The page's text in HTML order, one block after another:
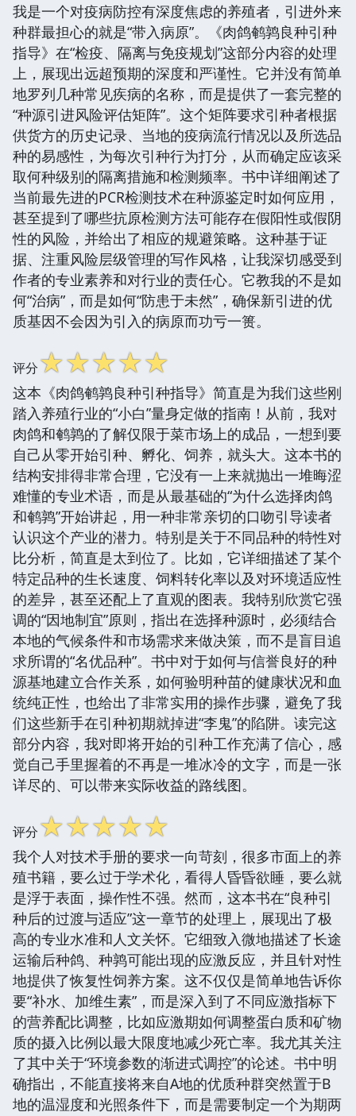
我是一个对疫病防控有深度焦虑的养殖者，引进外来
种群最担心的就是“带入病原”。《肉鸽鹌鹑良种引种
指导》在“检疫、隔离与免疫规划”这部分内容的处理
上，展现出远超预期的深度和严谨性。它并没有简单
地罗列几种常见疾病的名称，而是提供了一套完整的
“种源引进风险评估矩阵”。这个矩阵要求引种者根据
供货方的历史记录、当地的疫病流行情况以及所选品
种的易感性，为每次引种行为打分，从而确定应该采
取何种级别的隔离措施和检测频率。书中详细阐述了
当前最先进的PCR检测技术在种源鉴定时如何应用，
甚至提到了哪些抗原检测方法可能存在假阳性或假阴
性的风险，并给出了相应的规避策略。这种基于证
据、注重风险层级管理的写作风格，让我深切感受到
作者的专业素养和对行业的责任心。它教我的不是如
何“治病”，而是如何“防患于未然”，确保新引进的优
质基因不会因为引入的病原而功亏一篑。
评分☆☆☆☆☆
这本《肉鸽鹌鹑良种引种指导》简直是为我们这些刚
踏入养殖行业的“小白”量身定做的指南！从前，我对
肉鸽和鹌鹑的了解仅限于菜市场上的成品，一想到要
自己从零开始引种、孵化、饲养，就头大。这本书的
结构安排得非常合理，它没有一上来就抛出一堆晦涩
难懂的专业术语，而是从最基础的“为什么选择肉鸽
和鹌鹑”开始讲起，用一种非常亲切的口吻引导读者
认识这个产业的潜力。特别是关于不同品种的特性对
比分析，简直是太到位了。比如，它详细描述了某个
特定品种的生长速度、饲料转化率以及对环境适应性
的差异，甚至还配上了直观的图表。我特别欣赏它强
调的“因地制宜”原则，指出在选择种源时，必须结合
本地的气候条件和市场需求来做决策，而不是盲目追
求所谓的“名优品种”。书中对于如何与信誉良好的种
源基地建立合作关系，如何验明种苗的健康状况和血
统纯正性，也给出了非常实用的操作步骤，避免了我
们这些新手在引种初期就掉进“李鬼”的陷阱。读完这
部分内容，我对即将开始的引种工作充满了信心，感
觉自己手里握着的不再是一堆冰冷的文字，而是一张
详尽的、可以带来实际收益的路线图。
评分☆☆☆☆☆
我个人对技术手册的要求一向苛刻，很多市面上的养
殖书籍，要么过于学术化，看得人昏昏欲睡，要么就
是浮于表面，操作性不强。然而，这本书在“良种引
种后的过渡与适应”这一章节的处理上，展现出了极
高的专业水准和人文关怀。它细致入微地描述了长途
运输后种鸽、种鹑可能出现的应激反应，并且针对性
地提供了恢复性饲养方案。这不仅仅是简单地告诉你
要“补水、加维生素”，而是深入到了不同应激指标下
的营养配比调整，比如应激期如何调整蛋白质和矿物
质的摄入比例以最大限度地减少死亡率。我尤其关注
了其中关于“环境参数的渐进式调控”的论述。书中明
确指出，不能直接将来自A地的优质种群突然置于B
地的温湿度和光照条件下，而是需要制定一个为期两